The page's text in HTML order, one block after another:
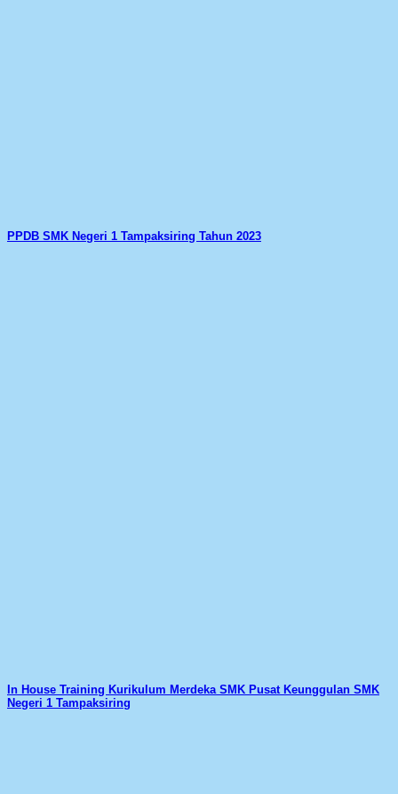
PPDB SMK Negeri 1 Tampaksiring Tahun 2023
In House Training Kurikulum Merdeka SMK Pusat Keunggulan SMK
Negeri 1 Tampaksiring